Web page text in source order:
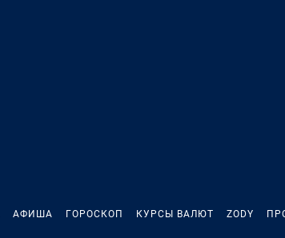
АФИША ГОРОСКОП КУРСЫ ВАЛЮТ ZODY